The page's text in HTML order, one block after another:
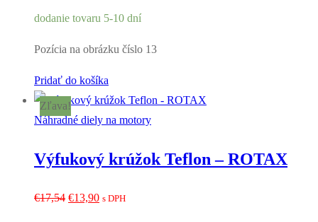
dodanie tovaru 5-10 dní
Pozícia na obrázku číslo 13
Pridať do košíka
Náhradné diely na motory
Zľava!
Výfukový krúžok Teflon – ROTAX
€17,54 Pôvodná
€13,90Aktuálna
s DPH